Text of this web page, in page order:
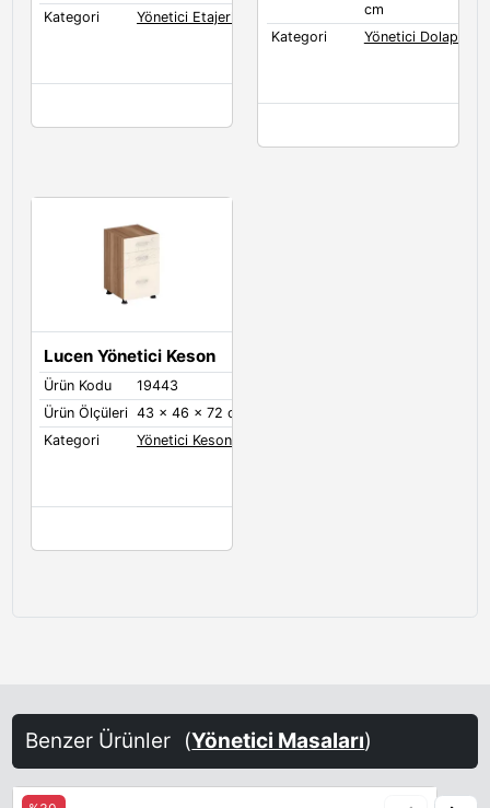
Kategori
Yönetici Etajerleri
cm
Kategori
Yönetici Dolapları
Lucen Yönetici Keson
Ürün Kodu
19443
Ürün Ölçüleri 43 x 46 x 72 cm
Kategori
Yönetici Kesonları
Benzer Ürünler (Yönetici Masaları)